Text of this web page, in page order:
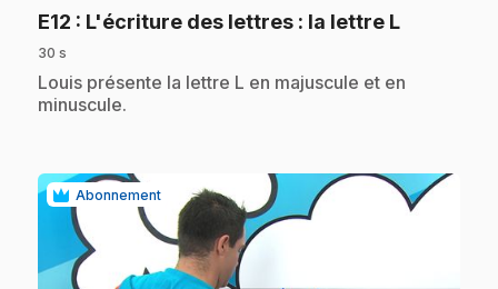
E12 : L'écriture des lettres : la lettre L.
30 s
.Louis présente la lettre L en majuscule et en
minuscule.
Abonnement